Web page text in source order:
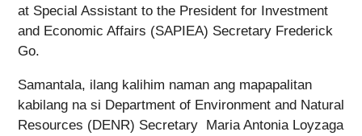
at Special Assistant to the President for Investment
and Economic Affairs (SAPIEA) Secretary Frederick
Go.
Samantala, ilang kalihim naman ang mapapalitan
kabilang na si Department of Environment and Natural
Resources (DENR) Secretary Maria Antonia Loyzaga